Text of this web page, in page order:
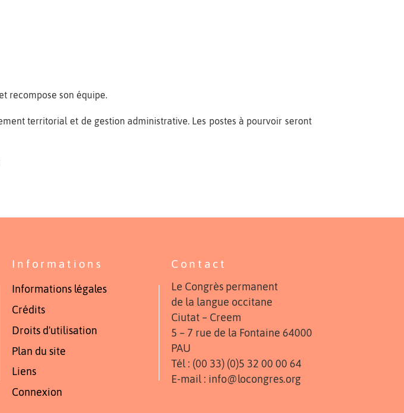
recompose son équipe.
territorial et de gestion administrative. Les postes à pourvoir seront
Informations
Informations légales
Crédits
Droits d'utilisation
Plan du site
Liens
Connexion
Contact
Le Congrès permanent
de la langue occitane
Ciutat – Creem
5 – 7 rue de la Fontaine 64000
PAU
Tél : (00 33) (0)5 32 00 00 64
E-mail : info@locongres.org